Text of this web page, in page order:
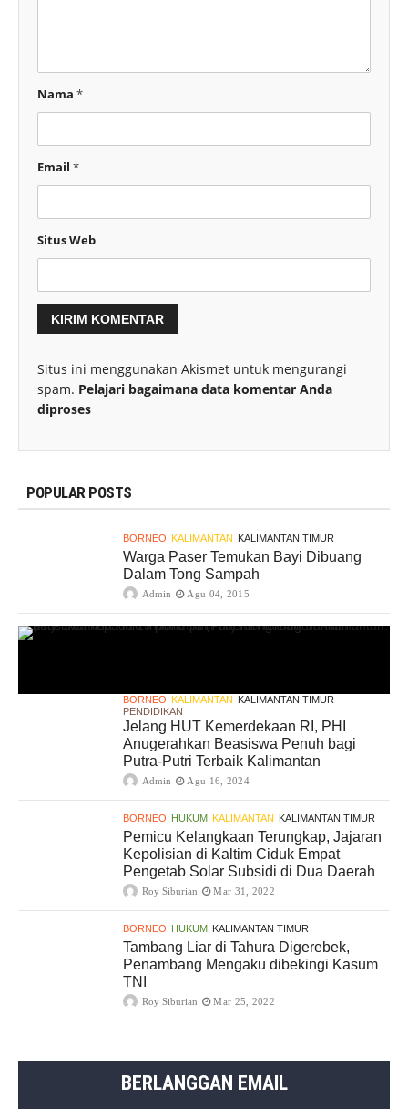
Nama *
Email *
Situs Web
Situs ini menggunakan Akismet untuk mengurangi
spam. Pelajari bagaimana data komentar Anda
diproses
POPULAR POSTS
BORNEO KALIMANTAN KALIMANTAN TIMUR
Warga Paser Temukan Bayi Dibuang
Dalam Tong Sampah
Admin Agu 04, 2015
BORNEO KALIMANTAN
KALIMANTAN TIMUR
PENDIDIKAN
Jelang HUT Kemerdekaan RI, PHI
Anugerahkan Beasiswa Penuh bagi
Putra-Putri Terbaik Kalimantan
Admin Agu 16, 2024
BORNEO HUKUM KALIMANTAN KALIMANTAN TIMUR
Pemicu Kelangkaan Terungkap, Jajaran
Kepolisian di Kaltim Ciduk Empat
Pengetab Solar Subsidi di Dua Daerah
Roy Siburian Mar 31, 2022
BORNEO HUKUM KALIMANTAN TIMUR
Tambang Liar di Tahura Digerebek,
Penambang Mengaku dibekingi Kasum
TNI
Roy Siburian Mar 25, 2022
BERLANGGAN EMAIL